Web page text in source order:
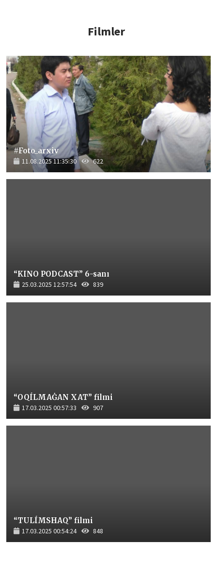
Filmler
#Foto_arxiv
11.08.2025 11:35:30 622
“KINO PODCAST” 6-sanı
25.03.2025 12:57:54 839
“OQÍLMAĠAN XAT” filmi
17.03.2025 00:57:33 907
“TULÍMSHAQ” filmi
17.03.2025 00:54:24 848